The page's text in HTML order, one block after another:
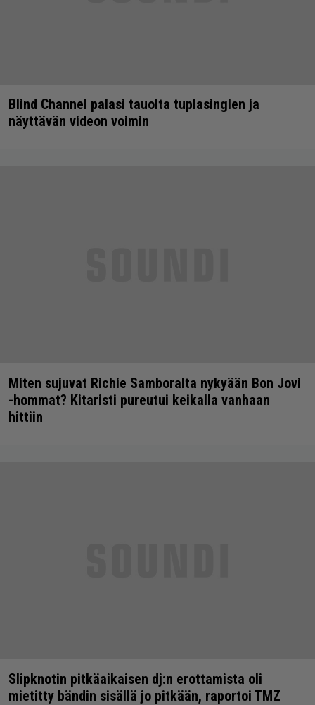
Blind Channel palasi tauolta tuplasinglen ja
näyttävän videon voimin
Miten sujuvat Richie Samboralta nykyään Bon Jovi
-hommat? Kitaristi pureutui keikalla vanhaan
hittiin
Slipknotin pitkäaikaisen dj:n erottamista oli
mietitty bändin sisällä jo pitkään, raportoi TMZ